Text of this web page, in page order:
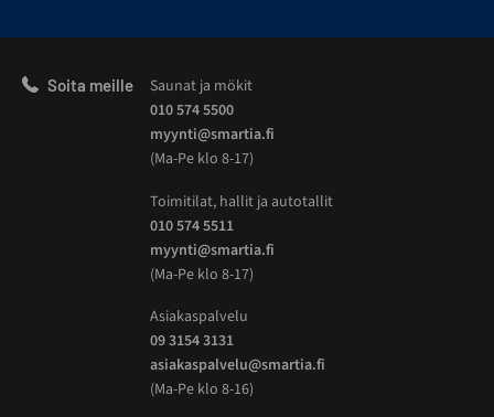
Soita meille
Saunat ja mökit
010 574 5500
myynti@smartia.fi
(Ma-Pe klo 8-17)
Toimitilat, hallit ja autotallit
010 574 5511
myynti@smartia.fi
(Ma-Pe klo 8-17)
Asiakaspalvelu
09 3154 3131
asiakaspalvelu@smartia.fi
(Ma-Pe klo 8-16)